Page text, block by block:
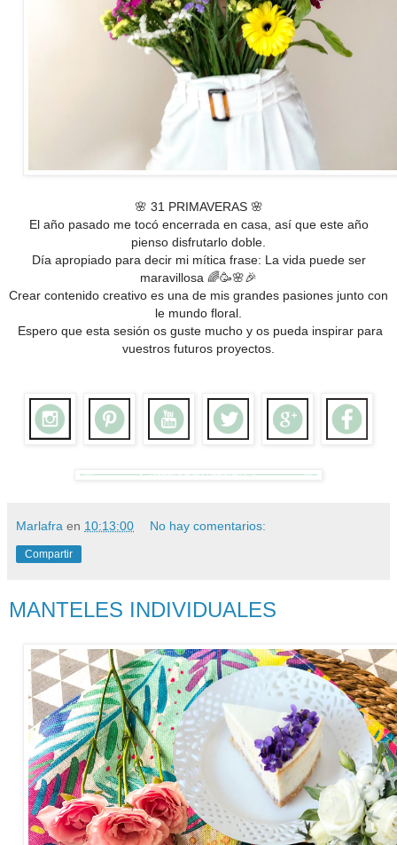
🌸 31 PRIMAVERAS 🌸
El año pasado me tocó encerrada en casa, así que este año
pienso disfrutarlo doble.
Día apropiado para decir mi mítica frase: La vida puede ser
maravillosa 🌈🥳🌸🎉
Crear contenido creativo es una de mis grandes pasiones junto con
le mundo floral.
Espero que esta sesión os guste mucho y os pueda inspirar para
vuestros futuros proyectos.
Marlafra en 10:13:00 No hay comentarios:
Compartir
MANTELES INDIVIDUALES